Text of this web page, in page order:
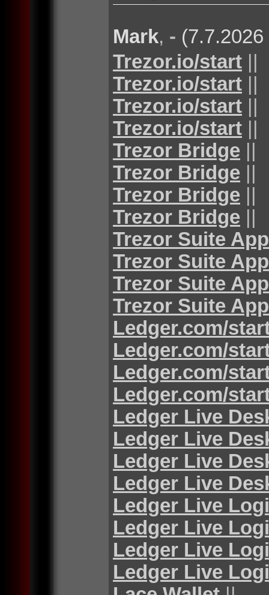
Mark, -
Trezor.io/start ||
Trezor.io/start ||
Trezor.io/start ||
Trezor.io/start ||
Trezor Bridge ||
Trezor Bridge ||
Trezor Bridge ||
Trezor Bridge ||
Trezor Suite App
Trezor Suite App
Trezor Suite App
Trezor Suite App
Ledger.com/
Ledger.com/
Ledger.com/
Ledger.com/
Ledger Live
Ledger Live
Ledger Live
Ledger Live
Ledger Live
Ledger Live
Ledger Live
Ledger Live